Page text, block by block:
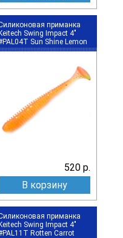
приманка
Swing Impact 4"
Sun Shine Lemon
520 р.
В корзину
приманка
Swing Impact 4"
Rotten Carrot